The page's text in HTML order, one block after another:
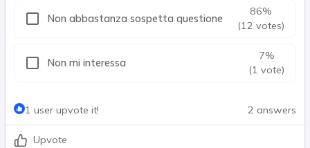
Non abbastanza sospetta questione
86%
(12 votes)
Non mi interessa
7%
(1 vote)
1 user upvote it! 2 answers
Upvote